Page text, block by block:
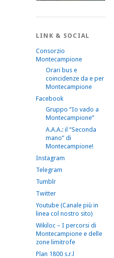
LINK & SOCIAL
Consorzio
Montecampione
Orari bus e
coincidenze da e per
Montecampione
Facebook
Gruppo “Io vado a
Montecampione”
A.A.A.: il “Seconda
mano” di
Montecampione!
Instagram
Telegram
Tumblr
Twitter
Youtube (Canale più in
linea col nostro sito)
Wikiloc – I percorsi di
Montecampione e delle
zone limitrofe
Plan 1800 s.r.l